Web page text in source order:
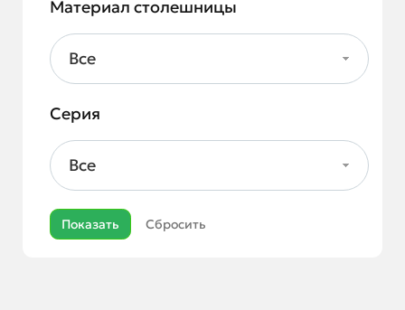
Материал столешницы
Все
Серия
Все